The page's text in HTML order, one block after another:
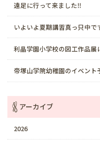
遠足に行って来ました‼️
いよいよ夏期講習真っ只中で
利晶学園小学校の図工作品展
帝塚山学院幼稚園のイベント
アーカイブ
2026